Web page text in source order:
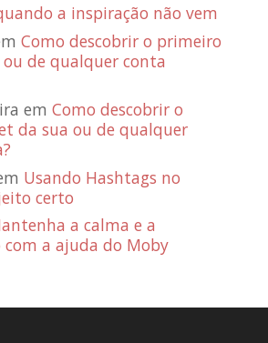
a inspiração não vem
Como descobrir o primeiro
de qualquer conta
em Como descobrir o
da sua ou de qualquer
Usando Hashtags no
certo
a calma e a
com a ajuda do Moby